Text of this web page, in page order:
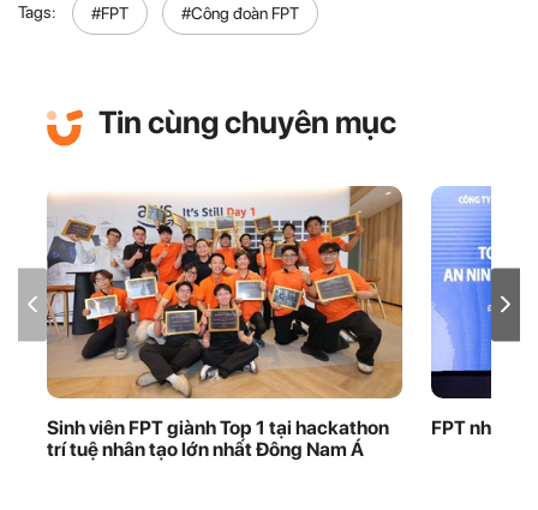
Tags: #FPT #Công đoàn FPT
Tin cùng chuyên mục
Sinh viên FPT giành Top 1 tại hackathon
trí tuệ nhân tạo lớn nhất Đông Nam Á
FPT nhận